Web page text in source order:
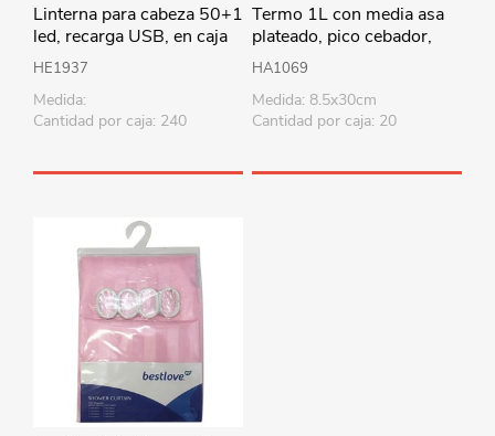
Linterna para cabeza 50+1
led, recarga USB, en caja
HE1937
Medida:
Cantidad por caja: 240
Termo 1L con media asa
plateado, pico cebador,
base antideslizante,
Berlina
HA1069
Medida: 8.5x30cm
Cantidad por caja: 20